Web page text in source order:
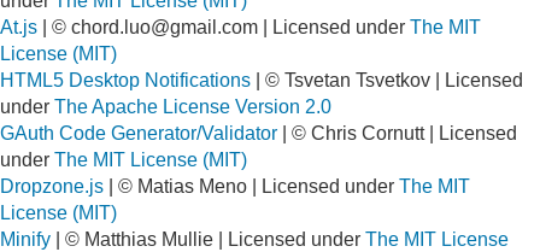
At.js | © chord.luo@gmail.com | Licensed under The MIT
License (MIT)
HTML5 Desktop Notifications | © Tsvetan Tsvetkov | Licensed
under The Apache License Version 2.0
GAuth Code Generator/Validator | © Chris Cornutt | Licensed
under The MIT License (MIT)
Dropzone.js | © Matias Meno | Licensed under The MIT
License (MIT)
Minify | © Matthias Mullie | Licensed under The MIT License